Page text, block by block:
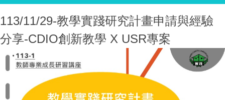
113/11/29-教學實踐研究計畫申請與經驗
分享-CDIO創新教學 X USR專案